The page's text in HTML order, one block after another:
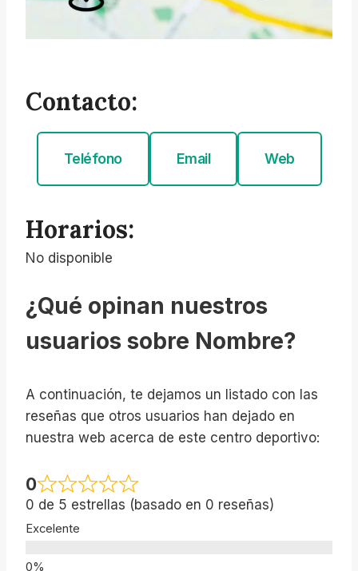
Contacto:
Teléfono Email Web
Horarios:
No disponible
¿Qué opinan nuestros
usuarios sobre Nombre?
A continuación, te dejamos un listado con las
reseñas que otros usuarios han dejado en
nuestra web acerca de este centro deportivo:
0
0 de 5 estrellas (basado en 0 reseñas)
Excelente